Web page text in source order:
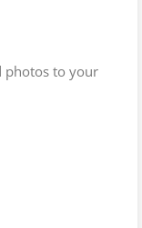
photos to your